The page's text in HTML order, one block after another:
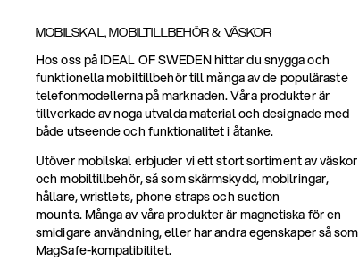
MOBILSKAL, MOBILTILLBEHÖR & VÄSKOR
Hos oss på IDEAL OF SWEDEN hittar du snygga och
funktionella mobiltillbehör till många av de populäraste
telefonmodellerna på marknaden. Våra produkter är
tillverkade av noga utvalda material och designade med
både utseende och funktionalitet i åtanke.
Utöver mobilskal erbjuder vi ett stort sortiment av väskor
och mobiltillbehör, så som skärmskydd, mobilringar,
hållare, wristlets, phone straps och suction
mounts. Många av våra produkter är magnetiska för en
smidigare användning, eller har andra egenskaper så som
MagSafe-kompatibilitet.